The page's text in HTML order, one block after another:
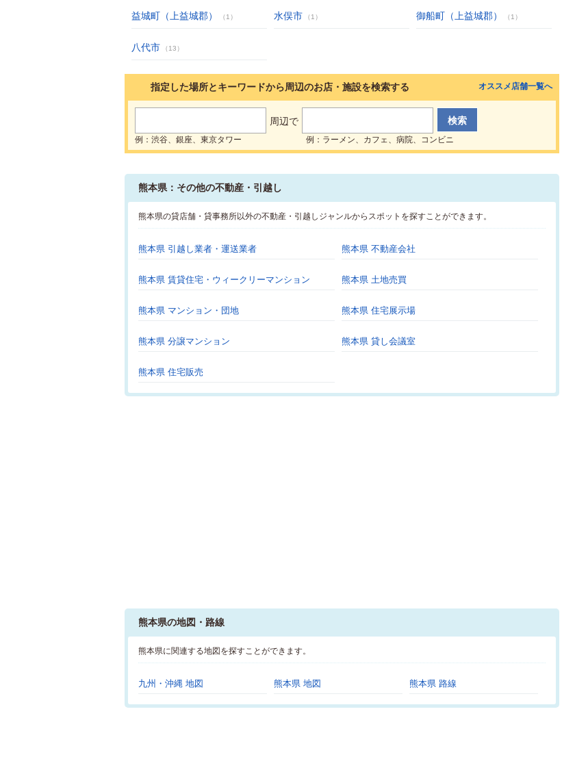
益城町（上益城郡） （1） 水俣市 （1） 御船町（上益城郡） （1）
八代市 （13）
指定した場所とキーワードから周辺のお店・施設を検索する
周辺で
例：渋谷、銀座、東京タワー 例：ラーメン、カフェ、病院、コンビニ
オススメ店舗一覧へ
熊本県：その他の不動産・引越し
熊本県の貸店舗・貸事務所以外の不動産・引越しジャンルからスポットを探すことができます。
熊本県 引越し業者・運送業者 熊本県 不動産会社
熊本県 賃貸住宅・ウィークリーマンション 熊本県 土地売買
熊本県 マンション・団地 熊本県 住宅展示場
熊本県 分譲マンション 熊本県 貸し会議室
熊本県 住宅販売
熊本県の地図・路線
熊本県に関連する地図を探すことができます。
九州・沖縄 地図 熊本県 地図 熊本県 路線